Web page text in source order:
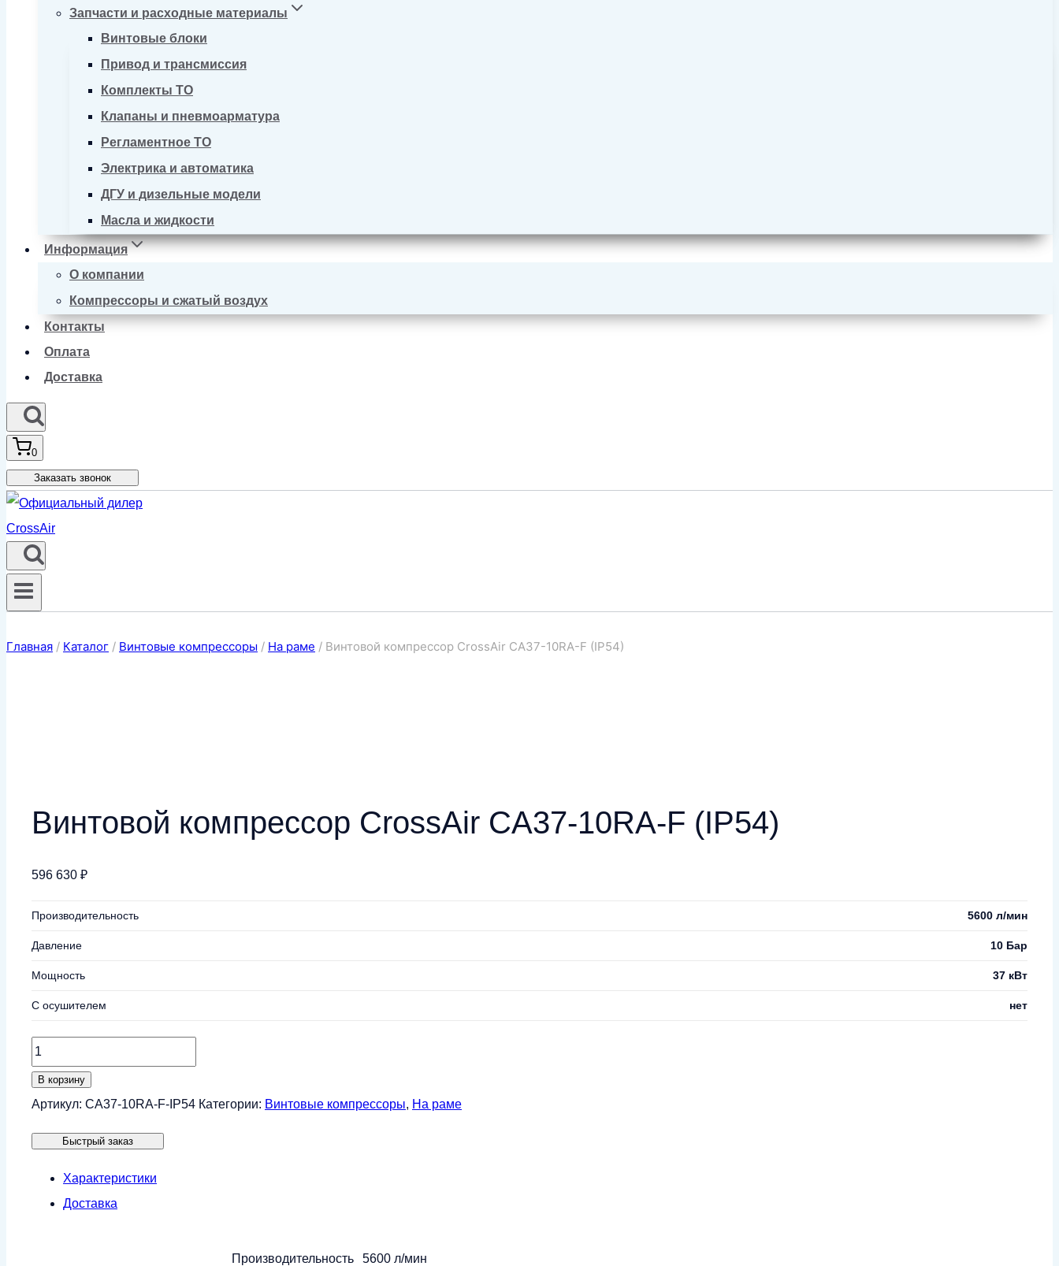
Запчасти и расходные материалы
Винтовые блоки
Привод и трансмиссия
Комплекты ТО
Клапаны и пневмоарматура
Регламентное ТО
Электрика и автоматика
ДГУ и дизельные модели
Масла и жидкости
Информация
О компании
Компрессоры и сжатый воздух
Контакты
Оплата
Доставка
0
Заказать звонок
Главная / Каталог / Винтовые компрессоры / На раме / Винтовой компрессор CrossAir CA37-10RA-F (IP54)
Винтовой компрессор CrossAir CA37-10RA-F (IP54)
596 630 ₽
Производительность 5600 л/мин
Давление 10 Бар
Мощность 37 кВт
С осушителем нет
Количество
товара
Винтовой
CrossAir
CA37-
10RA-
В корзину
Артикул: CA37-10RA-F-IP54 Категории: Винтовые компрессоры, На раме
Быстрый заказ
Характеристики
Доставка
Производительность 5600 л/мин